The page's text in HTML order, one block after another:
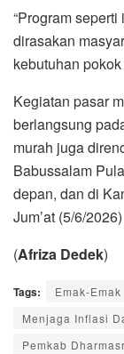
“Program
dirasakan
kebutuhan
Kegiatan pasar
berlangsung
murah juga
Babussalam
depan, dan di
Jum’at (5/6/
(Afriza Dedek)
Tags: Emak-Emak
Menjaga Inflasi
Pemkab